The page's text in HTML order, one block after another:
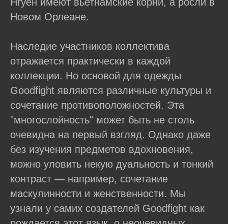
Новом Орлеане.
Наследие участников коллектива
отражается практически в каждой
коллекции. Но основой для одежды
Goodfight являются различные культуры и
сочетание противоположностей. Эта
"многослойность" может быть не столь
очевидна на первый взгляд. Однако даже
без изучения предметов вдохновения,
можно уловить некую дуальность и тонкий
контраст — например, сочетание
маскулинности и женственности. Мы
узнали у самих создателей Goodfight как